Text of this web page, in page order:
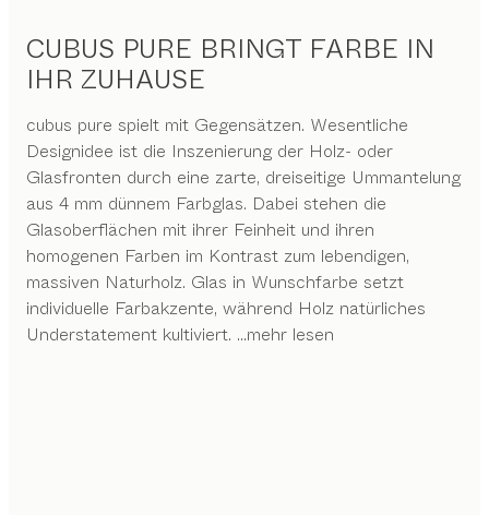
CUBUS PURE BRINGT FARBE IN
IHR ZUHAUSE
cubus pure spielt mit Gegensätzen. Wesentliche
Designidee ist die Inszenierung der Holz- oder
Glasfronten durch eine zarte, dreiseitige Ummantelung
aus 4 mm dünnem Farbglas. Dabei stehen die
Glasoberflächen mit ihrer Feinheit und ihren
homogenen Farben im Kontrast zum lebendigen,
massiven Naturholz. Glas in Wunschfarbe setzt
individuelle Farbakzente, während Holz natürliches
Understatement kultiviert. ...mehr lesen